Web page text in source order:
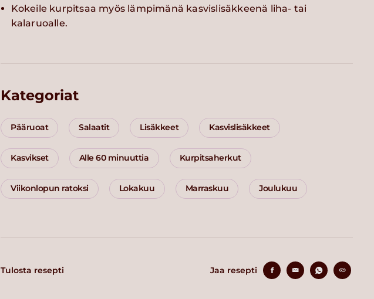
Kokeile kurpitsaa myös lämpimänä kasvislisäkkeenä liha- tai
kalaruoalle.
Kategoriat
Pääruoat Salaatit Lisäkkeet Kasvislisäkkeet
Kasvikset Alle 60 minuuttia Kurpitsaherkut
Viikonlopun ratoksi Lokakuu Marraskuu Joulukuu
Tulosta resepti Jaa resepti